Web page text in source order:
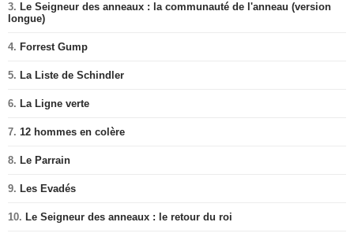
3. Le Seigneur des anneaux : la communauté de l'anneau (version
longue)
4. Forrest Gump
5. La Liste de Schindler
6. La Ligne verte
7. 12 hommes en colère
8. Le Parrain
9. Les Evadés
10. Le Seigneur des anneaux : le retour du roi